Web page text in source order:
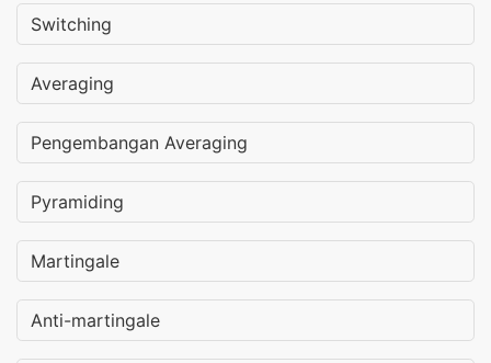
Switching
Averaging
Pengembangan Averaging
Pyramiding
Martingale
Anti-martingale